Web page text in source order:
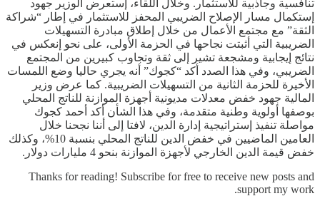
تنافسية وجاذبية للاستثمار. وخلال اللقاء، إستعرض الوزير جهود
إستكمال مسار الإصلاح الضريبي المحفز للاستثمار في إطار “شراكة
الثقة” مع مجتمع الأعمال من خلال إطلاق مبادرة التسهيلات
الضريبية التي أثبتت نجاحها في الحزمة الأولى، على نحو إنعكس في
نتائج إيجابية ومشجعة تشير إلى ثقة وتجاوب كبيرين من المجتمع
الضريبي، وفي هذا الصدد أكد “كجوك” أنه يجري حاليا وضع اللمسات
الأخيرة للحزمة الثانية من التسهيلات الضريبية. كما عرض وزير
المالية جهود خفض معدلات مديونية أجهزة الموازنة للناتج المحلي
بوصفها أولوية وطنية متقدمة، وفي هذا الشأن أكد أحمد كجوك
مواصلة تنفيذ إستراتيجية إدارة الدين، لافتا إلى أننا نجحنا خلال
العامين الماضيين في خفض الدين للناتج المحلي بنسبة 10%، وكذلك
خفض قيمة الدين الخارجي لأجهزة الموازنة بنحو 4 مليارات دولار.
Thanks for reading! Subscribe for free to receive new posts and
support my work.